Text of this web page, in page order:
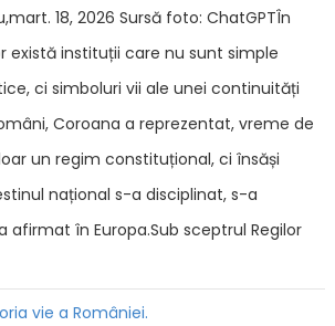
18, 2026 Sursă foto: ChatGPTÎn
există instituții care nu sunt simple
ci simboluri vii ale unei continuități
Coroana a reprezentat, vreme de
un regim constituțional, ci însăși
național s-a disciplinat, s-a
afirmat în Europa.Sub sceptrul Regilor
vie a României.